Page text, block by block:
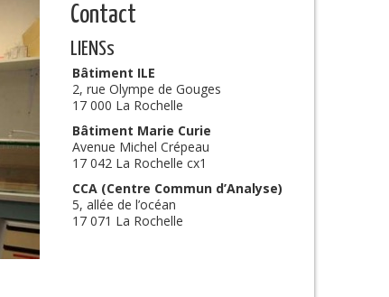
Contact
LIENSs
Bâtiment ILE
2, rue Olympe de Gouges
17 000 La Rochelle
Bâtiment Marie Curie
Avenue Michel Crépeau
17 042 La Rochelle cx1
CCA (Centre Commun d’Analyse)
5, allée de l’océan
17 071 La Rochelle